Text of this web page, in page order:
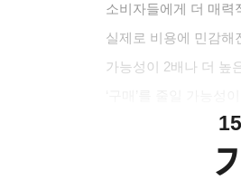
소비자들에게 더 매력
실제로 비용에 민감해
가능성이 2배나 더 높